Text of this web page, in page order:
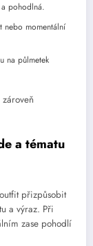
pohodlná.
nebo momentální
na půlmetek
a tématu
přizpůsobit
a výraz. Při
zase pohodlí